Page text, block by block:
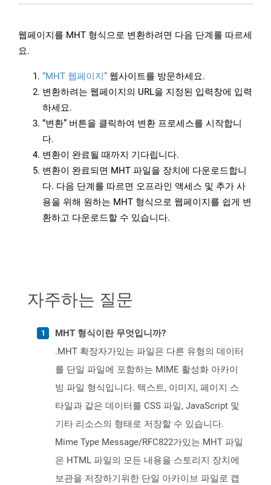
웹페이지를 MHT 형식으로 변환하려면 다음 단계를 따르세
요.
“MHT 웹페이지” 웹사이트를 방문하세요.
변환하려는 웹페이지의 URL을 지정된 입력창에 입력
하세요.
“변환” 버튼을 클릭하여 변환 프로세스를 시작합니
다.
변환이 완료될 때까지 기다립니다.
변환이 완료되면 MHT 파일을 장치에 다운로드합니
다. 다음 단계를 따르면 오프라인 액세스 및 추가 사
용을 위해 원하는 MHT 형식으로 웹페이지를 쉽게 변
환하고 다운로드할 수 있습니다.
자주하는 질문
MHT 형식이란 무엇입니까?
.MHT 확장자가있는 파일은 다른 유형의 데이터
를 단일 파일에 포함하는 MIME 활성화 아카이
빙 파일 형식입니다. 텍스트, 이미지, 페이지 스
타일과 같은 데이터를 CSS 파일, JavaScript 및
기타 리소스의 형태로 저장할 수 있습니다.
Mime Type Message/RFC822가있는 MHT 파일
은 HTML 파일의 모든 내용을 스토리지 장치에
보관을 저장하기위한 단일 아카이브 파일로 캡